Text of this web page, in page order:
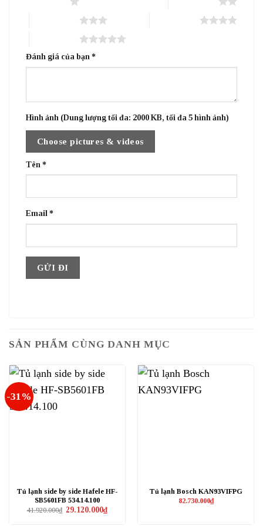
Đánh giá của bạn *
Hình ảnh (Dung lượng tối đa: 2000 KB, tối đa 5 hình ảnh)
Choose pictures & videos
Tên *
Email *
SẢN PHẨM CÙNG DANH MỤC
-31%
Tủ lạnh side by side Hafele HF-
SB5601FB 534.14.100
41.920.000₫ Giá
29.120.000₫Giá
hiện
Tủ lạnh Bosch KAN93VIFPG
82.730.000₫